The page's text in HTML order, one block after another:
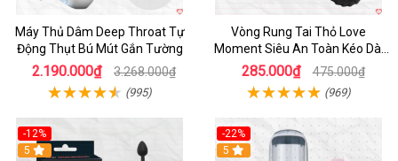
Máy Thủ Dâm Deep Throat Tự
Động Thụt Bú Mút Gắn Tường
2.190.000₫ 3.268.000₫
(995)
Vòng Rung Tai Thỏ Love
Moment Siêu An Toàn Kéo Dài
Thời Gian
285.000₫ 475.000₫
(969)
-12%
Hot
5
-22%
5